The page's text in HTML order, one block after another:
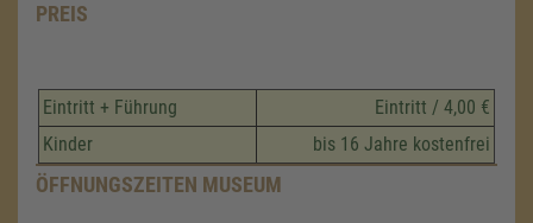
PREIS
Eintritt + Führung
Eintritt / 4,00 €
Kinder
bis 16 Jahre kostenfrei
ÖFFNUNGSZEITEN MUSEUM